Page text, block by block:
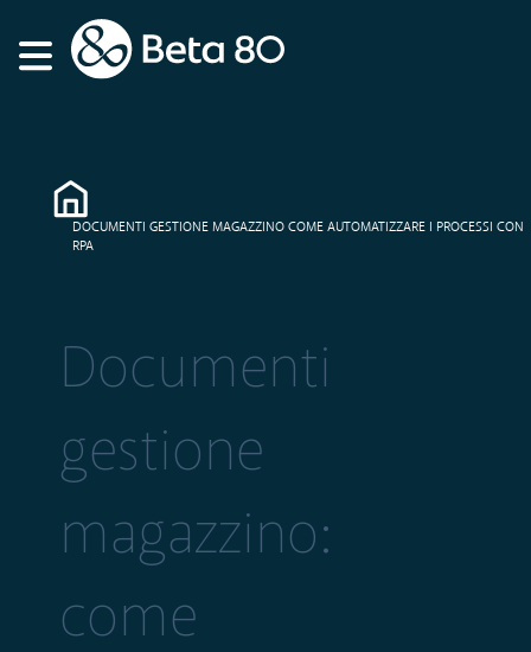
DOCUMENTI GESTIONE MAGAZZINO COME AUTOMATIZZARE I PROCESSI CON
RPA
Documenti
gestione
magazzino:
come